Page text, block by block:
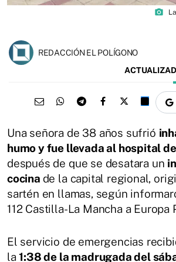
photo_camera
REDACCIÓN EL POLÍGONO
Una señora de 38 años sufrió
humo y fue llevada al hospital
después de que se desatara un
cocina de la capital regional,
sartén en llamas, según
112 Castilla-La Mancha a Europa
El servicio de emergencias
la1:38 de la madrugada del